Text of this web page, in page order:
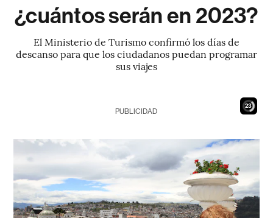
¿cuántos serán en 2023?
El Ministerio de Turismo confirmó los días de
descanso para que los ciudadanos puedan programar
sus viajes
22
PUBLICIDAD